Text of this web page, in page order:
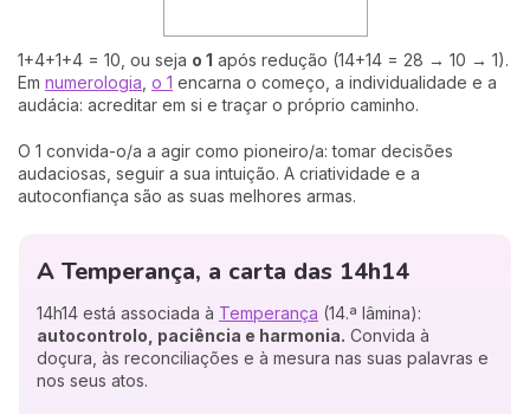
1+4+1+4 = 10, ou seja o 1 após redução (14+14 = 28 → 10 → 1).
Em numerologia o 1 encarna o começo, a individualidade e a
audácia: acreditar em si e traçar o próprio caminho.
O 1 convida-o/a a agir como pioneiro/a: tomar decisões
audaciosas, seguir a sua intuição. A criatividade e a
autoconfiança são as suas melhores armas.
A Temperança, a carta das 14h14
14h14 está associada à Temperança (14.ª lâmina):
autocontrolo, paciência e harmonia. Convida à
doçura, às reconciliações e à mesura nas suas palavras e
nos seus atos.